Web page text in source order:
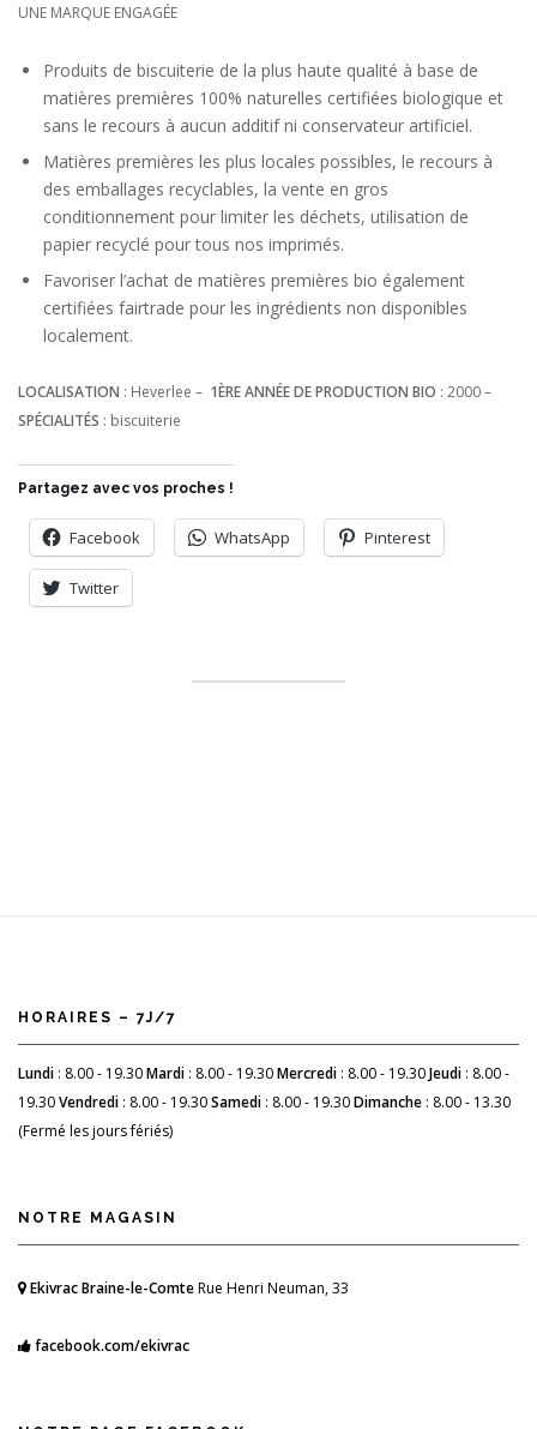
UNE MARQUE ENGAGÉE
Produits de biscuiterie de la plus haute qualité à base de
matières premières 100% naturelles certifiées biologique et
sans le recours à aucun additif ni conservateur artificiel.
Matières premières les plus locales possibles, le recours à
des emballages recyclables, la vente en gros
conditionnement pour limiter les déchets, utilisation de
papier recyclé pour tous nos imprimés.
Favoriser l’achat de matières premières bio également
certifiées fairtrade pour les ingrédients non disponibles
localement.
LOCALISATION : Heverlee – 1ÈRE ANNÉE DE PRODUCTION BIO : 2000 –
SPÉCIALITÉS : biscuiterie
Partagez avec vos proches !
Facebook WhatsApp Pinterest
Twitter
HORAIRES – 7J/7
Lundi : 8.00 - 19.30Mardi : 8.00 - 19.30Mercredi : 8.00 - 19.30Jeudi : 8.00 -
19.30Vendredi : 8.00 - 19.30Samedi : 8.00 - 19.30Dimanche : 8.00 - 13.30
(Fermé les jours fériés)
NOTRE MAGASIN
Ekivrac Braine-le-ComteRue Henri Neuman, 33
facebook.com/ekivrac